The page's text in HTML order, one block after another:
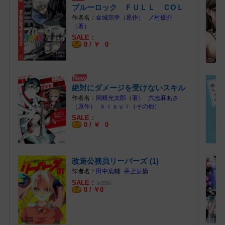
ブルーロック ＦＵＬＬ ＣОＬ
ОＲ Ｓ… (2)
金城宗幸（原作）
ノ村優介
（著）
0 / ￥ 0
絶対にダメージを受けないスキル
をもらっ… (1)
関根光太郎（著）
六志麻あさ
（原作）
ｋｉｓｕｉ（その他）
0 / ￥ 0
改造公務員リーパーズ (1)
田中鹿輔 井上菜摘
￥550
0 / ￥0